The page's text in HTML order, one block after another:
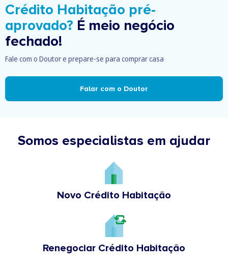
Crédito Habitação pré-
aprovado? É meio negócio
fechado!
Fale com o Doutor e prepare-se para comprar casa
Falar com o Doutor
Somos especialistas em ajudar
Novo Crédito Habitação
Renegociar Crédito Habitação